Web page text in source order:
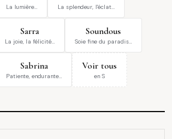
La lumière… La splendeur, l'éclat…
Sarra
La joie, la félicité…
Soundous
Soie fine du paradis…
Sabrina
Patiente, endurante…
Voir tous
en S